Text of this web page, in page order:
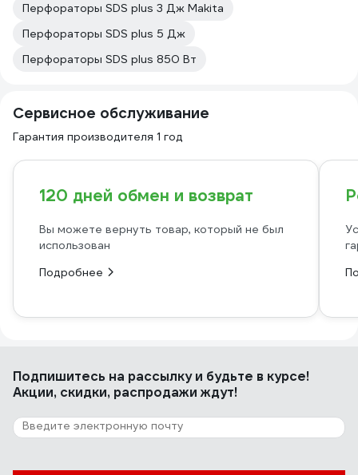
Перфораторы SDS plus 3 Дж Makita
Перфораторы SDS plus 5 Дж
Перфораторы SDS plus 850 Вт
Сервисное обслуживание
Гарантия производителя 1 год
120 дней обмен и возврат
Вы можете вернуть товар, который не был
использован
Подробнее
Подпишитесь на рассылкуи будьте в курсе!
Акции, скидки, распродажи ждут!